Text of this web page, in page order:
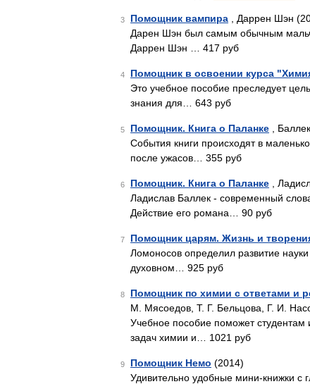
3 Помощник вампира , Даррен Шэн
Дарен Шэн был самым обычным
Даррен Шэн … 417 руб
4 Помощник в освоении курса
Это учебное пособие преследует
знания для… 643 руб
5 Помощник. Книга о Паланке ,
События книги происходят в
после ужасов… 355 руб
6 Помощник. Книга о Паланке ,
Ладислав Баллек - современный
Действие его романа… 90 руб
7 Помощник царям. Жизнь и
Ломоносов определил развитие
духовном… 925 руб
8 Помощник по химии с ответами и
М. Мясоедов, Т. Г. Бельцова, Г. И.
Учебное пособие поможет студентам
задач химии и… 1021 руб
9 Помощник Немо (2014)
Удивительно удобные мини-книжки с